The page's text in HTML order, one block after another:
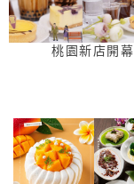
桃園新店開幕